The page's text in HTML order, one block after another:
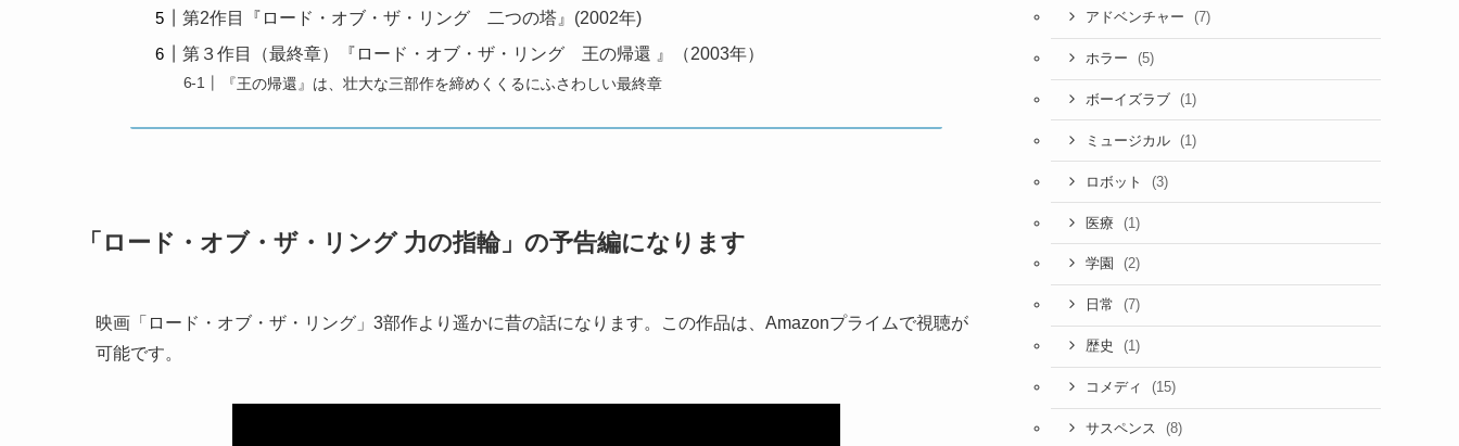
第2作目『ロード・オブ・ザ・リング 二つの塔』(2002年)
第３作目（最終章）『ロード・オブ・ザ・リング 王の帰還 』（2003年）
『王の帰還』は、壮大な三部作を締めくくるにふさわしい最終章
「ロード・オブ・ザ・リング 力の指輪」の予告編になります
映画「ロード・オブ・ザ・リング」3部作より遥かに昔の話になります。この作品は、Amazonプライムで視聴が
可能です。
アドベンチャー (7)
ホラー (5)
ボーイズラブ (1)
ミュージカル (1)
ロボット (3)
医療 (1)
学園 (2)
日常 (7)
歴史 (1)
コメディ (15)
サスペンス (8)